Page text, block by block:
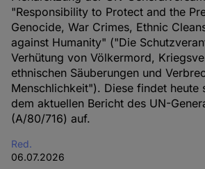
"Responsibility to Protect and the
Genocide, War Crimes, Ethnic
against Humanity" ("Die
Verhütung von Völkermord,
ethnischen Säuberungen und
Menschlichkeit"). Diese findet heute
dem aktuellen Bericht des UN-
(A/80/716) auf.
Red.
06.07.2026